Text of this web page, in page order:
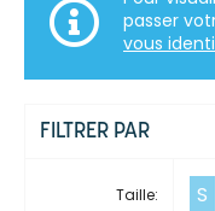
passer
vous
FILTRER PAR
Taille: S